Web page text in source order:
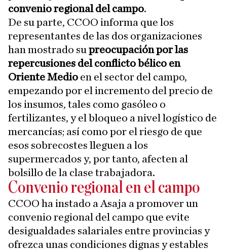
convenio regional del campo.
De su parte, CCOO informa que los
representantes de las dos organizaciones
han mostrado su preocupación por las
repercusiones del conflicto bélico en
Oriente Medio en el sector del campo,
empezando por el incremento del precio de
los insumos, tales como gasóleo o
fertilizantes, y el bloqueo a nivel logístico de
mercancías; así como por el riesgo de que
esos sobrecostes lleguen a los
supermercados y, por tanto, afecten al
bolsillo de la clase trabajadora.
Convenio regional en el campo
CCOO ha instado a Asaja a promover un
convenio regional del campo que evite
desigualdades salariales entre provincias y
ofrezca unas condiciones dignas y estables